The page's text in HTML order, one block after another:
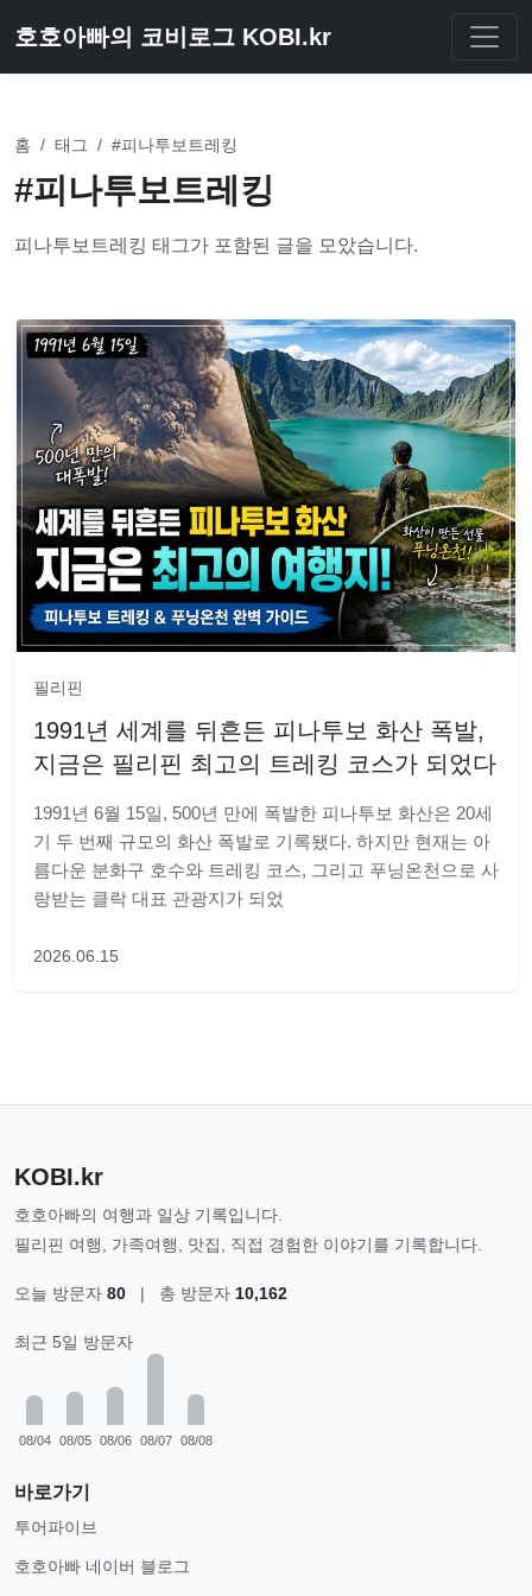
호호아빠의 코비로그 KOBI.kr
홈 / 태그 / #피나투보트레킹
#피나투보트레킹
피나투보트레킹 태그가 포함된 글을 모았습니다.
필리핀
1991년 세계를 뒤흔든 피나투보 화산 폭발,
지금은 필리핀 최고의 트레킹 코스가 되었다
1991년 6월 15일, 500년 만에 폭발한 피나투보 화산은 20세
기 두 번째 규모의 화산 폭발로 기록됐다. 하지만 현재는 아
름다운 분화구 호수와 트레킹 코스, 그리고 푸닝온천으로 사
랑받는 클락 대표 관광지가 되었
2026.06.15
KOBI.kr
호호아빠의 여행과 일상 기록입니다.
필리핀 여행, 가족여행, 맛집, 직접 경험한 이야기를 기록합니다.
오늘 방문자 80 | 총 방문자 10,162
최근 5일 방문자
08/04 08/05 08/06 08/07 08/08
바로가기
투어파이브
호호아빠 네이버 블로그